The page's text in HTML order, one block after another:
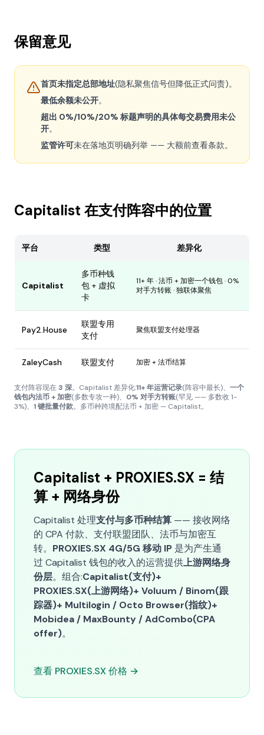
保留意见
首页未指定总部地址(隐私聚焦信号但降低正式问责)。
最低余额未公开。
超出 0%/10%/20% 标题声明的具体每交易费用未公
开。
监管许可未在落地页明确列举 —— 大额前查看条款。
Capitalist 在支付阵容中的位置
平台 类型 差异化
Capitalist
多币种钱
包 + 虚拟
卡
11+ 年 · 法币 + 加密一个钱包 · 0%
对手方转账 · 独联体聚焦
Pay2.House
联盟专用
支付
聚焦联盟支付处理器
ZaleyCash 联盟支付 加密 + 法币结算
支付阵容现在3 深。Capitalist 差异化:11+ 年运营记录(阵容中最长)、 一个
钱包内法币 + 加密(多数专攻一种)、 0% 对手方转账(罕见 —— 多数收 1-
3%)、 1 键批量付款。多币种跨境配法币 + 加密 — Capitalist。
Capitalist + PROXIES.SX = 结
算 + 网络身份
Capitalist 处理支付与多币种结算 —— 接收网络
的 CPA 付款、支付联盟团队、法币与加密互
转。 PROXIES.SX 4G/5G 移动 IP 是为产生通
过 Capitalist 钱包的收入的运营提供上游网络身
份层。组合:Capitalist(支付)+
PROXIES.SX(上游网络)+ Voluum / Binom(跟
踪器)+ Multilogin / Octo Browser(指纹)+
Mobidea / MaxBounty / AdCombo(CPA
offer)。
查看 PROXIES.SX 价格 →